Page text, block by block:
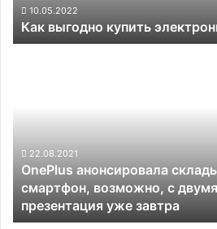
10.05.2022
Как выгодно купить
двумя
дисплеями —
презентация
уже
завтра
22.08.2021
OnePlus анонсировала
смартфон, возможно, с
презентация уже завтра